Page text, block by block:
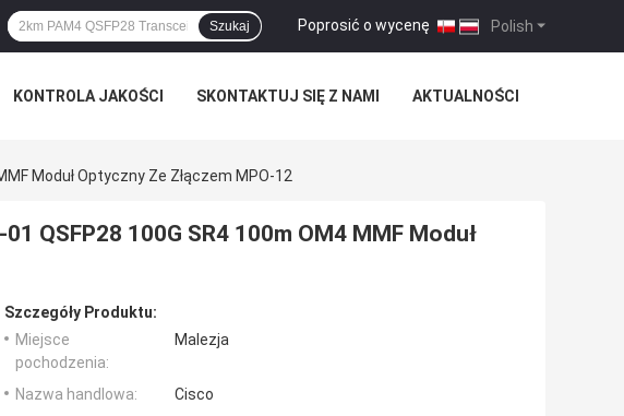
Polish
Poprosić o wycenę |
Szukaj
KONTROLA JAKOŚCI SKONTAKTUJ SIĘ Z NAMI AKTUALNOŚCI
Moduł Optyczny Ze Złączem MPO-12
QSFP28 100G SR4 100m OM4 MMF Moduł
Szczegóły Produktu:
Miejsce
pochodzenia:
Malezja
Nazwa handlowa:
Cisco